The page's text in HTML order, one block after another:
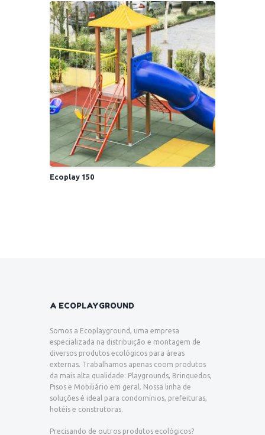
Ecoplay 150
A ECOPLAYGROUND
Somos a Ecoplayground, uma empresa
especializada na distribuição e montagem de
diversos produtos ecológicos para áreas
externas. Trabalhamos apenas coom produtos
da mais alta qualidade: Playgrounds, Brinquedos,
Pisos e Mobiliário em geral. Nossa linha de
soluções é ideal para condomínios, prefeituras,
hotéis e construtoras.
Precisando de outros produtos ecológicos?